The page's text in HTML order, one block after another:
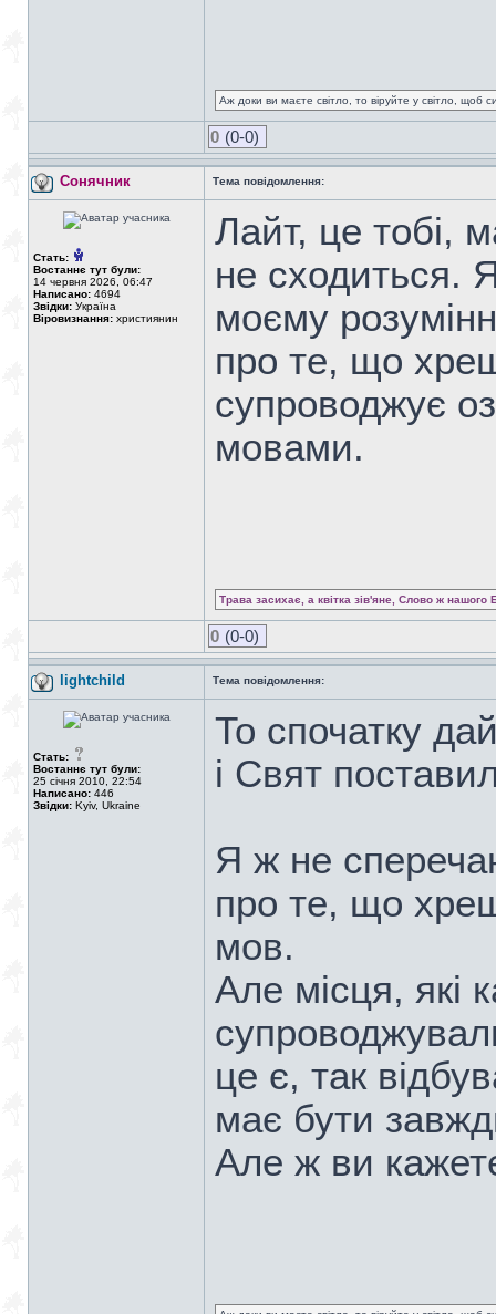
Аж доки ви маєте світло, то віруйте у світло, щоб
0 (0-0)
Сонячник Тема повідомлення:
Стать:
Востаннє тут були:
14 червня 2026, 06:47
Написано: 4694
Звідки: Україна
Віровизнання: християнин
Лайт, це тобі,
не сходиться.
моєму
про те, що
супроводжує
мовами.
Трава засихає, а квітка зів'яне, Слово ж нашого
0 (0-0)
lightchild Тема повідомлення:
Стать:
Востаннє тут були:
25 січня 2010, 22:54
Написано: 446
Звідки: Kyiv, Ukraine
То спочатку
і Свят
Я ж не
про те, що
мов.
Але місця, які
це є, так
має бути
Але ж ви